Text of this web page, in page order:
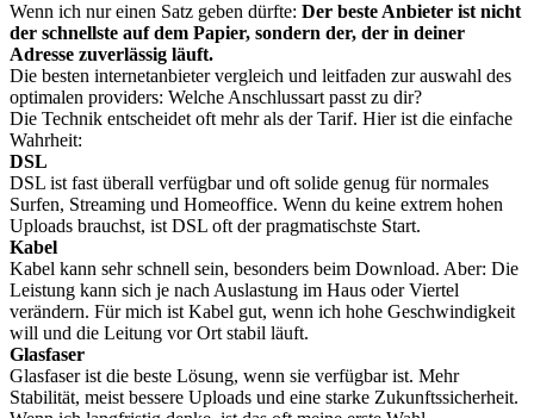
Wenn ich nur einen Satz geben dürfte: Der beste Anbieter ist nicht
der schnellste auf dem Papier, sondern der, der in deiner
Adresse zuverlässig läuft.
Die besten internetanbieter vergleich und leitfaden zur auswahl des
optimalen providers: Welche Anschlussart passt zu dir?
Die Technik entscheidet oft mehr als der Tarif. Hier ist die einfache
Wahrheit:
DSL
DSL ist fast überall verfügbar und oft solide genug für normales
Surfen, Streaming und Homeoffice. Wenn du keine extrem hohen
Uploads brauchst, ist DSL oft der pragmatischste Start.
Kabel
Kabel kann sehr schnell sein, besonders beim Download. Aber: Die
Leistung kann sich je nach Auslastung im Haus oder Viertel
verändern. Für mich ist Kabel gut, wenn ich hohe Geschwindigkeit
will und die Leitung vor Ort stabil läuft.
Glasfaser
Glasfaser ist die beste Lösung, wenn sie verfügbar ist. Mehr
Stabilität, meist bessere Uploads und eine starke Zukunftssicherheit.